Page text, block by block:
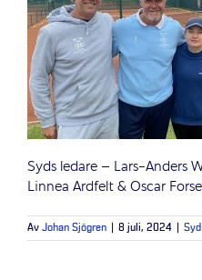
Syds ledare – Lars-Anders
Linnea Ardfelt & Oscar
Av Johan Sjögren 8 juli, 2024 Syd